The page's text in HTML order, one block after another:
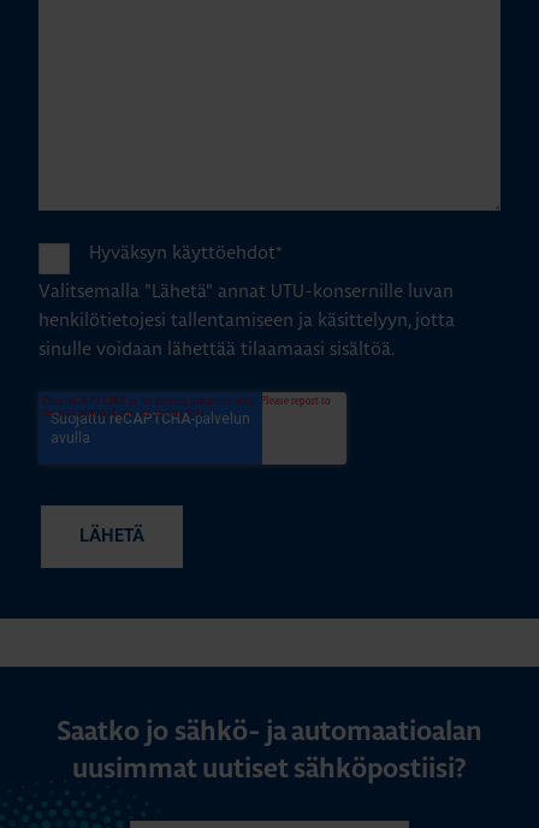
Hyväksyn käyttöehdot*
Valitsemalla "Lähetä" annat UTU-konsernille luvan
henkilötietojesi tallentamiseen ja käsittelyyn, jotta
sinulle voidaan lähettää tilaamaasi sisältöä.
Saatko jo sähkö- ja automaatioalan
uusimmat uutiset sähköpostiisi?